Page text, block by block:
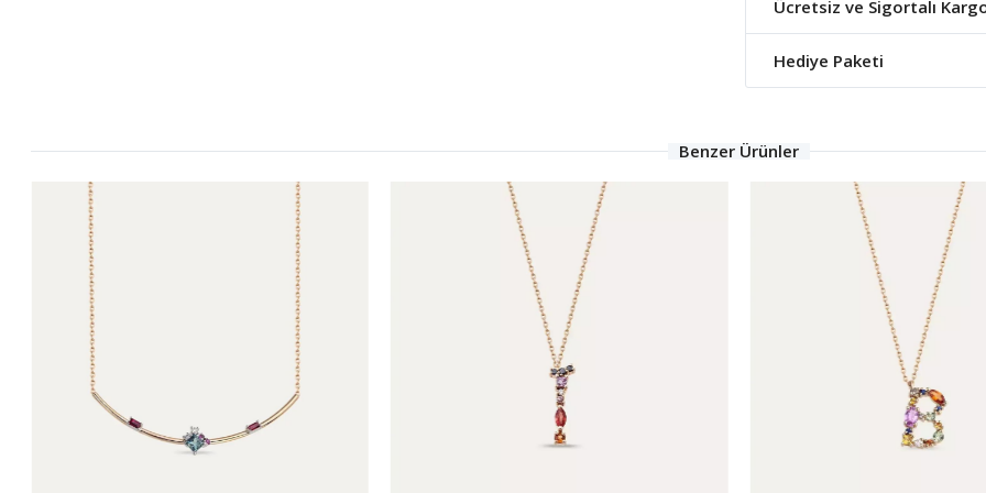
Ücretsiz ve Sigortalı
Hediye Paketi
Benzer Ürünler